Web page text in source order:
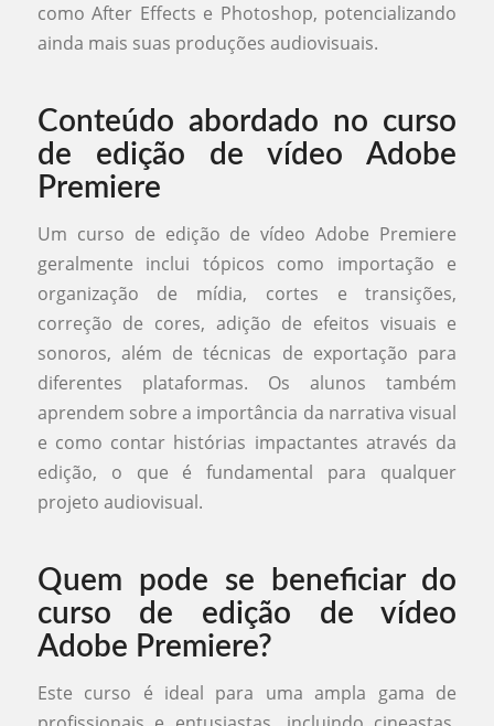
como After Effects e Photoshop, potencializando
ainda mais suas produções audiovisuais.
Conteúdo abordado no curso
de edição de vídeo Adobe
Premiere
Um curso de edição de vídeo Adobe Premiere
geralmente inclui tópicos como importação e
organização de mídia, cortes e transições,
correção de cores, adição de efeitos visuais e
sonoros, além de técnicas de exportação para
diferentes plataformas. Os alunos também
aprendem sobre a importância da narrativa visual
e como contar histórias impactantes através da
edição, o que é fundamental para qualquer
projeto audiovisual.
Quem pode se beneficiar do
curso de edição de vídeo
Adobe Premiere?
Este curso é ideal para uma ampla gama de